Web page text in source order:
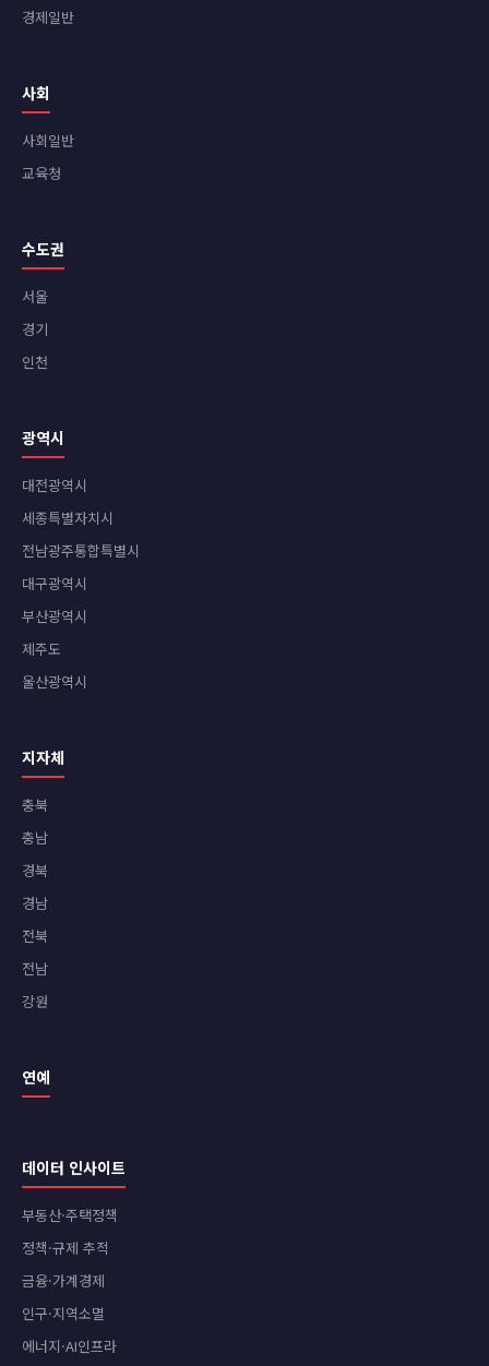
경제일반
사회
사회일반
교육청
수도권
서울
경기
인천
광역시
대전광역시
세종특별자치시
전남광주통합특별시
대구광역시
부산광역시
제주도
울산광역시
지자체
충북
충남
경북
경남
전북
전남
강원
연예
데이터 인사이트
부동산·주택정책
정책·규제 추적
금융·가계경제
인구·지역소멸
에너지·AI인프라